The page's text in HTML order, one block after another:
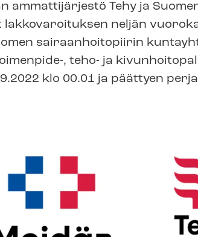
ammattijärjestö Tehy ja
neljän
sai­raan­hoi­to­pii­rin
, teho- ja
klo 00.01 ja päättyen